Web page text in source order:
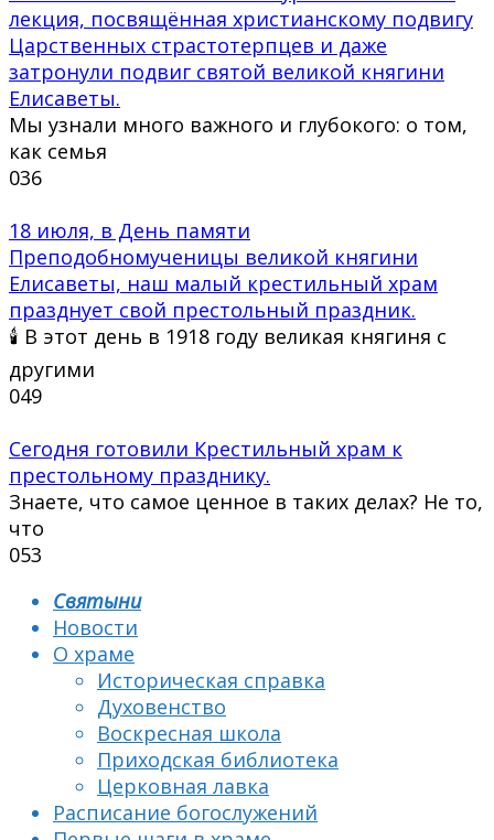
лекция, посвящённая христианскому подвигу
Царственных страстотерпцев и даже
затронули подвиг святой великой княгини
Елисаветы.
Мы узнали много важного и глубокого: о том,
как семья
036
18 июля, в День памяти
Преподобномученицы великой княгини
Елисаветы, наш малый крестильный храм
празднует свой престольный праздник.
🕯 В этот день в 1918 году великая княгиня с
другими
049
Сегодня готовили Крестильный храм к
престольному празднику.
Знаете, что самое ценное в таких делах? Не то,
что
053
Святыни
Новости
О храме
Историческая справка
Духовенство
Воскресная школа
Приходская библиотека
Церковная лавка
Расписание богослужений